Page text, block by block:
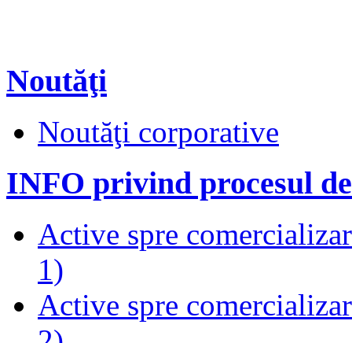
Noutăţi
Noutăţi corporative
INFO privind procesul
Active spre
1)
Active spre